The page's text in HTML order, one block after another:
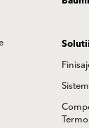
Solutii